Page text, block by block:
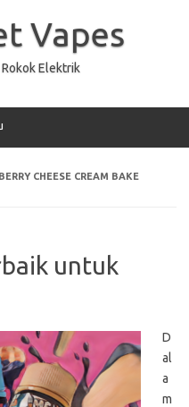
Vapes
Elektrik
CHEESE CREAM BAKE
untuk
D
al
a
m